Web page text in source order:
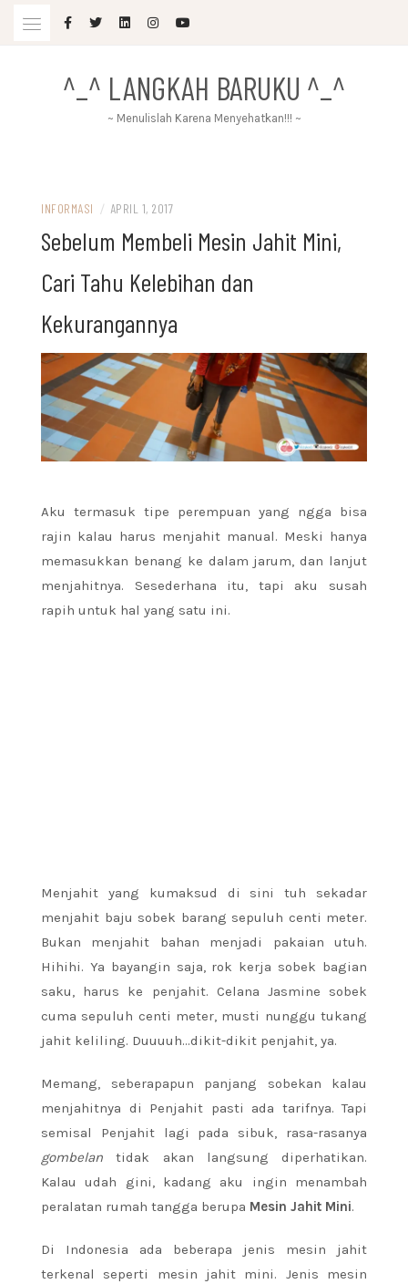
^_^ LANGKAH BARUKU ^_^
~ Menulislah Karena Menyehatkan!!! ~
INFORMASI / APRIL 1, 2017
Sebelum Membeli Mesin Jahit Mini,
Cari Tahu Kelebihan dan
Kekurangannya
Aku termasuk tipe perempuan yang ngga bisa
rajin kalau harus menjahit manual. Meski hanya
memasukkan benang ke dalam jarum, dan lanjut
menjahitnya. Sesederhana itu, tapi aku susah
rapih untuk hal yang satu ini.
Menjahit yang kumaksud di sini tuh sekadar
menjahit baju sobek barang sepuluh centi meter.
Bukan menjahit bahan menjadi pakaian utuh.
Hihihi. Ya bayangin saja, rok kerja sobek bagian
saku, harus ke penjahit. Celana Jasmine sobek
cuma sepuluh centi meter, musti nunggu tukang
jahit keliling. Duuuuh…dikit-dikit penjahit, ya.
Memang, seberapapun panjang sobekan kalau
menjahitnya di Penjahit pasti ada tarifnya. Tapi
semisal Penjahit lagi pada sibuk, rasa-rasanya
gombelantidak akan langsung diperhatikan.
Kalau udah gini, kadang aku ingin menambah
peralatan rumah tangga berupa Mesin Jahit Mini.
Di Indonesia ada beberapa jenis mesin jahit
terkenal seperti mesin jahit mini. Jenis mesin